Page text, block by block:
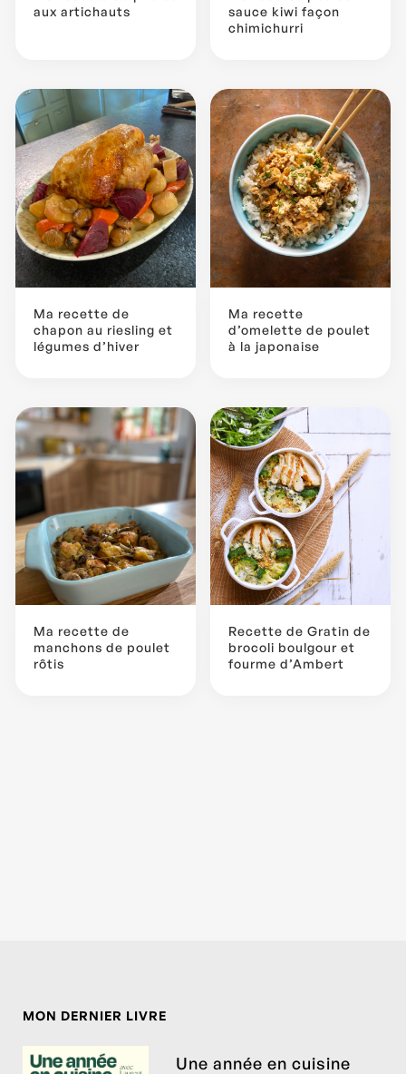
aux artichauts
sauce kiwi façon
chimichurri
Ma recette de
chapon au riesling et
légumes d’hiver
Ma recette
d’omelette de poulet
à la japonaise
Ma recette de
manchons de poulet
rôtis
Recette de Gratin de
brocoli boulgour et
fourme d’Ambert
MON DERNIER LIVRE
Une année en cuisine